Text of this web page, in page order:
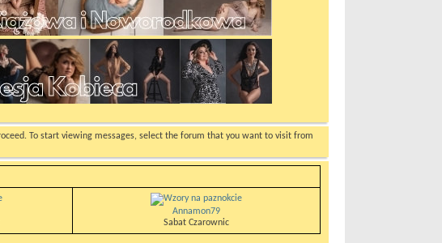
To start viewing messages, select the forum that you want to visit from
Annamon79
Sabat Czarownic